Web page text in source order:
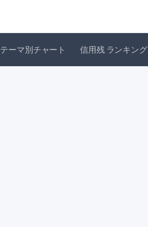
テーマ別チャート 信用残 ランキング